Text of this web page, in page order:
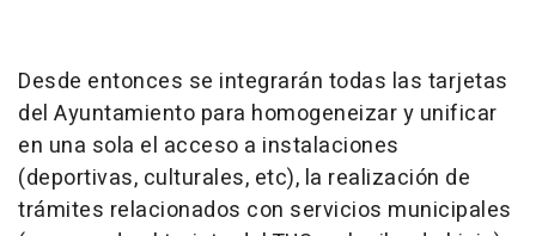
Desde entonces se integrarán todas las tarjetas
del Ayuntamiento para homogeneizar y unificar
en una sola el acceso a instalaciones
(deportivas, culturales, etc), la realización de
trámites relacionados con servicios municipales